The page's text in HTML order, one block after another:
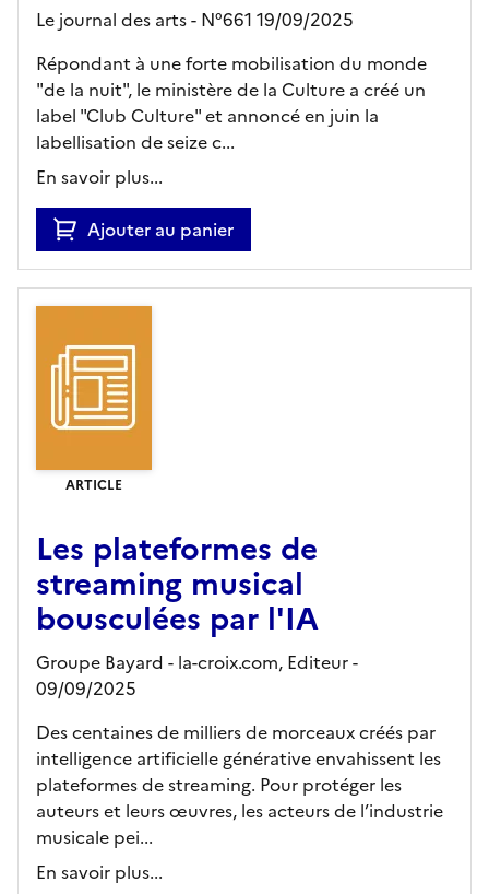
Le journal des arts - N°661 19/09/2025
Répondant à une forte mobilisation du monde
"de la nuit", le ministère de la Culture a créé un
label "Club Culture" et annoncé en juin la
labellisation de seize c...
En savoir plus...
Ajouter au panier
ARTICLE
Les plateformes de
streaming musical
bousculées par l'IA
Groupe Bayard - la-croix.com, Editeur-
09/09/2025
Des centaines de milliers de morceaux créés par
intelligence artificielle générative envahissent les
plateformes de streaming. Pour protéger les
auteurs et leurs œuvres, les acteurs de l’industrie
musicale pei...
En savoir plus...